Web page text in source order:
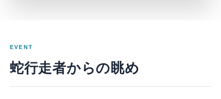
EVENT
蛇行走者からの眺め